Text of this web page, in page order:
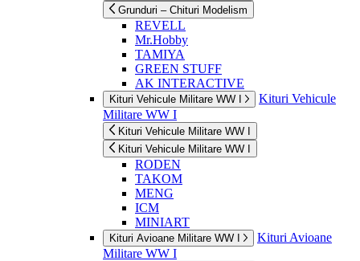
Grunduri – Chituri Modelism
REVELL
Mr.Hobby
TAMIYA
GREEN STUFF
AK INTERACTIVE
Kituri Vehicule Militare WW I
Kituri Vehicule
Militare WW I
Kituri Vehicule Militare WW I
Kituri Vehicule Militare WW I
RODEN
TAKOM
MENG
ICM
MINIART
Kituri Avioane Militare WW I
Kituri Avioane
Militare WW I